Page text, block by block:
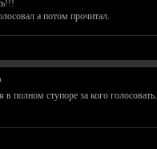
а потом прочитал.
в полном ступоре за кого